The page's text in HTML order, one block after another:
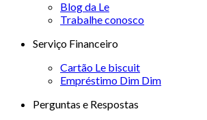
Blog da Le
Trabalhe conosco
Serviço Financeiro
Cartão Le biscuit
Empréstimo Dim Dim
Perguntas e Respostas